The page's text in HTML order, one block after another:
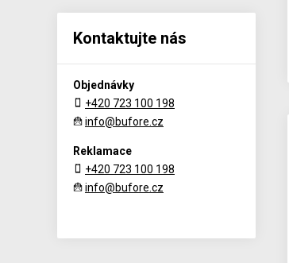
Kontaktujte nás
Objednávky
+420 723 100 198
info@bufore.cz
Reklamace
+420 723 100 198
info@bufore.cz